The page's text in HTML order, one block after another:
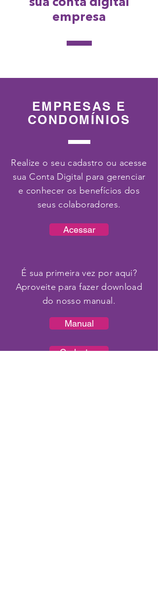
sua conta digital
empresa
EMPRESAS E
CONDOMÍNIOS
Realize o seu cadastro ou acesse
sua Conta Digital para gerenciar
e conhecer os benefícios dos
seus colaboradores.
Acessar
É sua primeira vez por aqui?
Aproveite para fazer download
do nosso manual.
Manual
Cadastrar